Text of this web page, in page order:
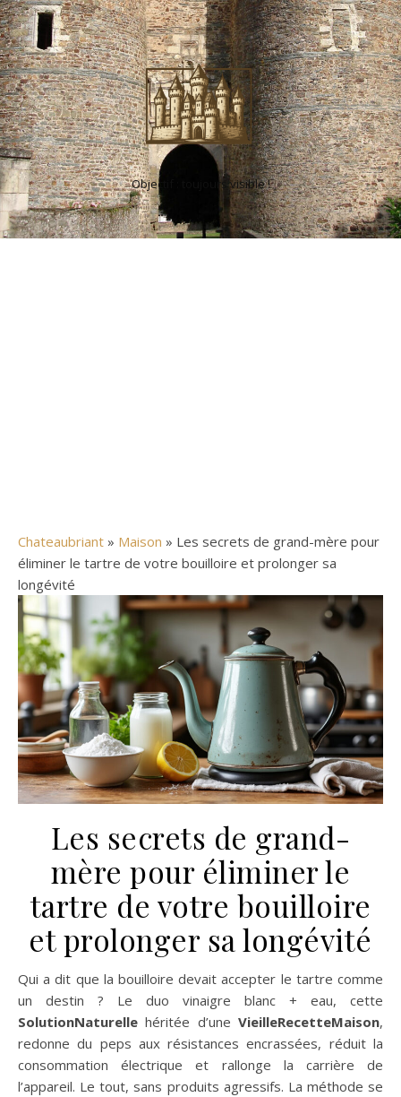
Objectif : toujours visible !
Chateaubriant » Maison » Les secrets de grand-mère pour
éliminer le tartre de votre bouilloire et prolonger sa
longévité
Les secrets de grand-
mère pour éliminer le
tartre de votre bouilloire
et prolonger sa longévité
Qui a dit que la bouilloire devait accepter le tartre comme
un destin ? Le duo vinaigre blanc + eau, cette
SolutionNaturelle héritée d’une VieilleRecetteMaison,
redonne du peps aux résistances encrassées, réduit la
consommation électrique et rallonge la carrière de
l’appareil. Le tout, sans produits agressifs. La méthode se